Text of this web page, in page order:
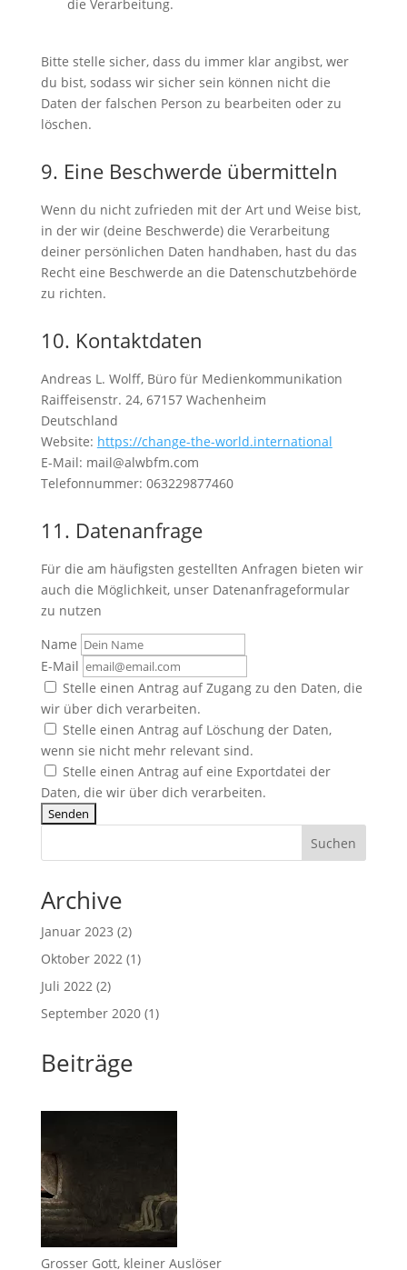
die Verarbeitung.
Bitte stelle sicher, dass du immer klar angibst, wer
du bist, sodass wir sicher sein können nicht die
Daten der falschen Person zu bearbeiten oder zu
löschen.
9. Eine Beschwerde übermitteln
Wenn du nicht zufrieden mit der Art und Weise bist,
in der wir (deine Beschwerde) die Verarbeitung
deiner persönlichen Daten handhaben, hast du das
Recht eine Beschwerde an die Datenschutzbehörde
zu richten.
10. Kontaktdaten
Andreas L. Wolff, Büro für Medienkommunikation
Raiffeisenstr. 24, 67157 Wachenheim
Deutschland
Website: https://change-the-world.international
E-Mail: mail@alwbfm.com
Telefonnummer: 063229877460
11. Datenanfrage
Für die am häufigsten gestellten Anfragen bieten wir
auch die Möglichkeit, unser Datenanfrageformular
zu nutzen
Name
E-Mail
Stelle einen Antrag auf Zugang zu den Daten, die
wir über dich verarbeiten.
Stelle einen Antrag auf Löschung der Daten,
wenn sie nicht mehr relevant sind.
Stelle einen Antrag auf eine Exportdatei der
Daten, die wir über dich verarbeiten.
Suchen
Archive
Januar 2023 (2)
Oktober 2022(1)
Juli 2022(2)
September 2020(1)
Beiträge
Grosser Gott, kleiner Auslöser